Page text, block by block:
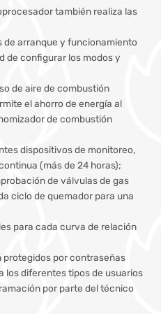
también realiza las
de arranque y funcionamiento
de configurar los modos y
de aire de combustión
el ahorro de energía al
de combustión
dispositivos de monitoreo,
(más de 24 horas);
de válvulas de gas
ciclo de quemador para una
para cada curva de relación
protegidos por contraseñas
los diferentes tipos de usuarios
por parte del técnico